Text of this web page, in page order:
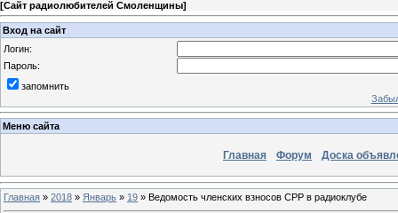
[Сайт радиолюбителей Смоленщины]
Вход на сайт
Логин:
Пароль:
запомнить
Меню сайта
Главная Форум Доска
Главная » 2018 » Январь » 19 » Ведомость членских взносов СРР в радиоклубе